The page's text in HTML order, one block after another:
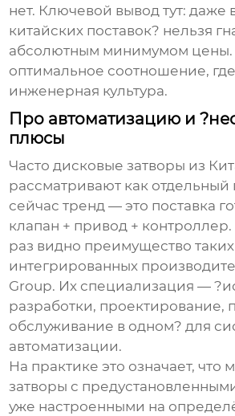
нет. Ключевой вывод тут: даже
китайских поставок? нельзя
абсолютным минимумом цены.
оптимальное соотношение,
инженерная культура.
Про автоматизацию и
плюсы
Частодисковые затворы из
рассматривают как отдельный
сейчас тренд — это поставка
клапан + привод + контроллер.
раз видно преимущество таких
интегрированных
Group. Их специализация —
разработки, проектирование,
обслуживание в одном? для
автоматизации.
На практике это означает, что
затворы с
уже настроенными на